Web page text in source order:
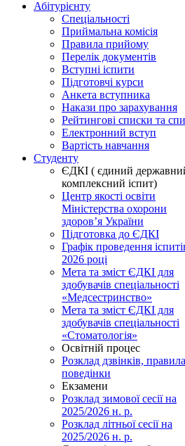
Абітурієнту
Спеціальності
Приймальна комісія
Правила прийому
Перелік документів
Вступні іспити
Підготовчі курси
Анкета вступника
Накази про зарахування
Рейтингові списки та
Електронний вступ
Вартість навчання
Студенту
ЄДКІ ( єдиний
комплексний іспит)
Центр якості освіти
Міністерства охорони
здоровʼя України
Підготовка до ЄДКІ
Графік проведення
2026 році
Мета та зміст ЄДКІ для
здобувачів спеціальності
«Медсестринство»
Мета та зміст ЄДКІ для
здобувачів спеціальності
«Стоматологія»
Освітній процес
Розклад дзвінків, правила
поведінки
Екзамени
Розклад зимової сесії на
2025/2026 н. р.
Розклад літньої сесії на
2025/2026 н. р.